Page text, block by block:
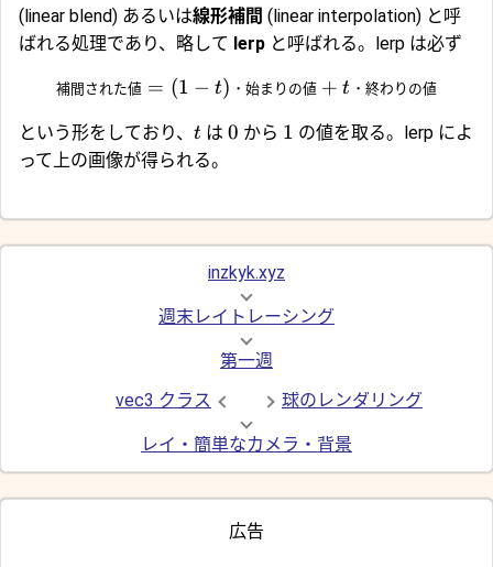
(linear blend) あるいは線形補間 (linear interpolation) と呼
ばれる処理であり、略して lerp と呼ばれる。lerp は必ず
補間された値 = (1 − t) ⋅ 始まりの値 + t ⋅ 終わりの値
という形をしており、 t は 0 から 1 の値を取る。lerp によ
って上の画像が得られる。
inzkyk.xyz
週末レイトレーシング
第一週
vec3 クラス
球のレンダリング
レイ・簡単なカメラ・背景
広告